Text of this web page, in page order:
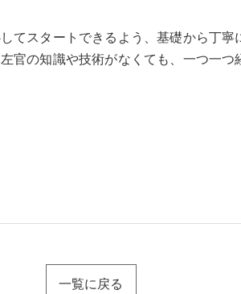
てスタートできるよう、基礎から丁寧
官の知識や技術がなくても、一つ一
一覧に戻る